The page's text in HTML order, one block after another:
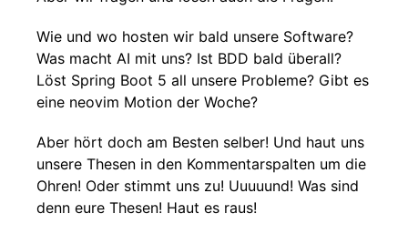
Wie und wo hosten wir bald unsere Software?
Was macht AI mit uns? Ist BDD bald überall?
Löst Spring Boot 5 all unsere Probleme? Gibt es
eine neovim Motion der Woche?
Aber hört doch am Besten selber! Und haut uns
unsere Thesen in den Kommentarspalten um die
Ohren! Oder stimmt uns zu! Uuuuund! Was sind
denn eure Thesen! Haut es raus!